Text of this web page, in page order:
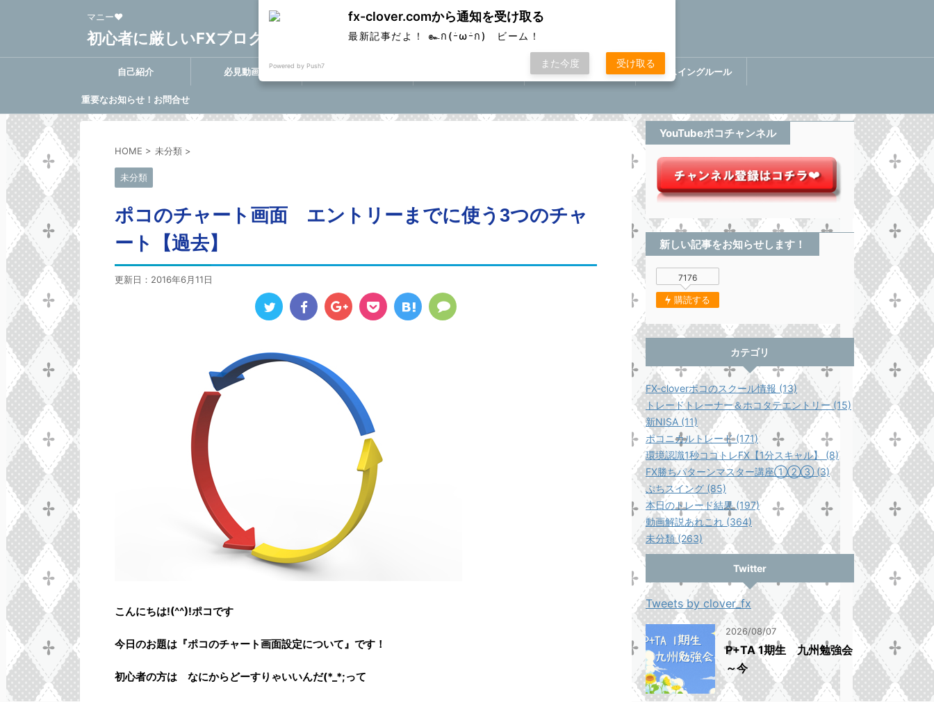
マニー❤
初心者に厳しいFXブログ FX-Clover
自己紹介 必見動画集 FXポコニカルマスター講 ぷちスイングルール
トレード】
重要なお知らせ！お問合せ
HOME > 未分類 >
未分類
ポコのチャート画面 エントリーまでに使う3つのチャ
ート【過去】
更新日： 2016年6月11日
こんにちは!(^^)!ポコです
今日のお題は『ポコのチャート画面設定について』です！
初心者の方は なにからどーすりゃいいんだ(*_*;って
YouTubeポコチャンネル
新しい記事をお知らせします！
7176
購読する
カテゴリ
FX-cloverポコのスクール情報 (13)
トレードトレーナー＆ホコタテエントリー (15)
新NISA (11)
ポコニカルトレード (171)
環境認識1秒ココトレFX【1分スキャル】 (8)
FX勝ちパターンマスター講座①②③ (3)
ぷちスイング (85)
本日のトレード結果 (197)
動画解説あれこれ (364)
未分類 (263)
Twitter
Tweets by clover_fx
2026/08/07
P+TA 1期生 九州勉強会
～今
fx-clover.comから通知を受け取る
最新記事だよ！ ๛ก(ｰ̀ωｰ́ก) ビーム！
Powered by Push7 また今度 受け取る